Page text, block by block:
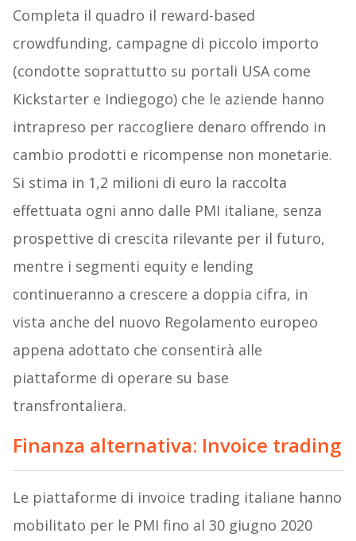
Completa il quadro il reward-based
crowdfunding, campagne di piccolo importo
(condotte soprattutto su portali USA come
Kickstarter e Indiegogo) che le aziende hanno
intrapreso per raccogliere denaro offrendo in
cambio prodotti e ricompense non monetarie.
Si stima in 1,2 milioni di euro la raccolta
effettuata ogni anno dalle PMI italiane, senza
prospettive di crescita rilevante per il futuro,
mentre i segmenti equity e lending
continueranno a crescere a doppia cifra, in
vista anche del nuovo Regolamento europeo
appena adottato che consentirà alle
piattaforme di operare su base
transfrontaliera.
Finanza alternativa: Invoice trading
Le piattaforme di invoice trading italiane hanno
mobilitato per le PMI fino al 30 giugno 2020